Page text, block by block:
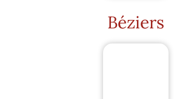
Béziers